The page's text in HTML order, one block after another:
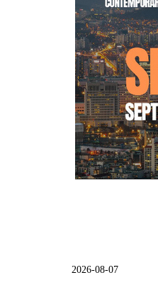
2026-08-07